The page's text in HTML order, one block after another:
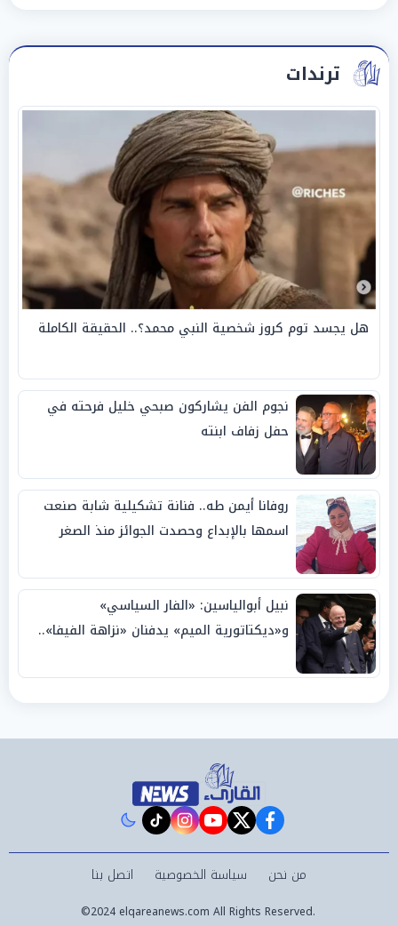
ترندات
هل يجسد توم كروز شخصية النبي محمد؟.. الحقيقة الكاملة
نجوم الفن يشاركون صبحي خليل فرحته في
حفل زفاف ابنته
روفانا أيمن طه.. فنانة تشكيلية شابة صنعت
اسمها بالإبداع وحصدت الجوائز منذ الصغر
نبيل أبوالياسين: «الفار السياسي»
و«ديكتاتورية الميم» يدفنان «نزاهة الفيفا»..
facebook
twitter
youtube
instagram
tiktok
من نحن سياسة الخصوصية اتصل بنا
©2024 elqareanews.com All Rights Reserved.